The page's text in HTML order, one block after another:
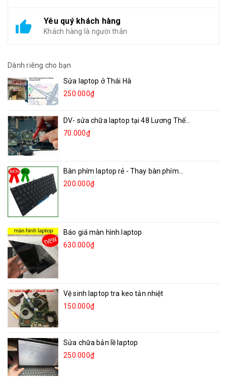
Yêu quý khách hàng
Khách hàng là người thân
Dành riêng cho bạn
Sửa laptop ở Thái Hà
250.000₫
DV- sửa chữa laptop tại 48 Lương Thế...
70.000₫
Bàn phím laptop rẻ - Thay bàn phím...
200.000₫
Báo giá màn hình laptop
630.000₫
Vệ sinh laptop tra keo tản nhiệt
150.000₫
Sửa chữa bản lề laptop
250.000₫